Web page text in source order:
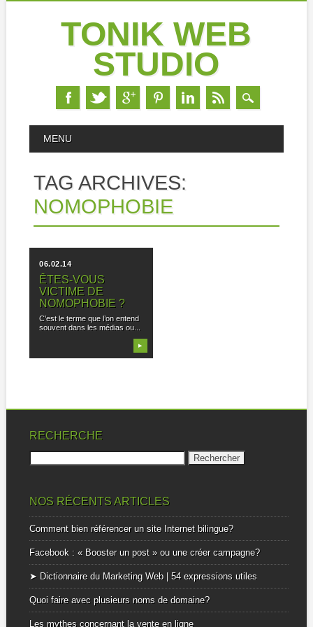
TONIK WEB
STUDIO
MAIN MENU
MENU
TAG ARCHIVES:
NOMOPHOBIE
06.02.14
ÊTES-VOUS
VICTIME DE
NOMOPHOBIE ?
C’est le terme que l’on entend
souvent dans les médias ou...
▶
RECHERCHE
NOS RÉCENTS ARTICLES
Comment bien référencer un site Internet bilingue?
Facebook : « Booster un post » ou une créer campagne?
➤ Dictionnaire du Marketing Web | 54 expressions utiles
Quoi faire avec plusieurs noms de domaine?
Les mythes concernant la vente en ligne